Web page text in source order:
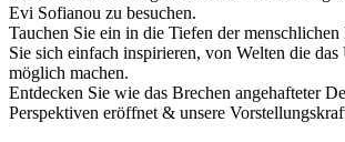
Evi Sofianou zu besuchen.
Tauchen Sie ein in die Tiefen der menschlichen
Sie sich einfach inspirieren, von Welten die
möglich machen.
Entdecken Sie wie das Brechen angehafteter
Perspektiven eröffnet & unsere